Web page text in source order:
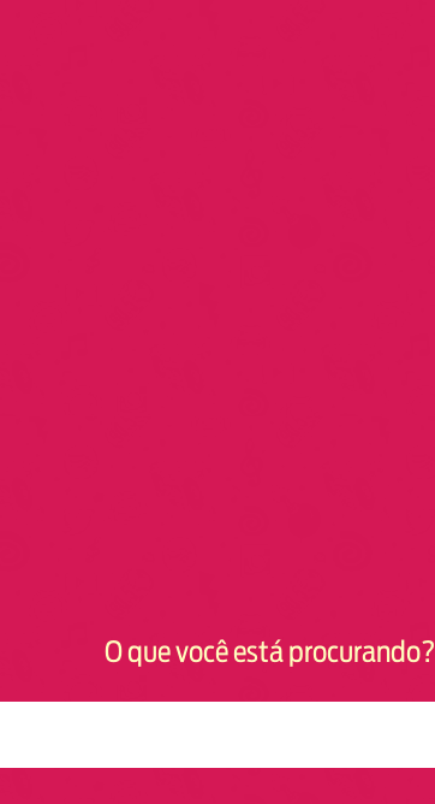
O que você está procurando?